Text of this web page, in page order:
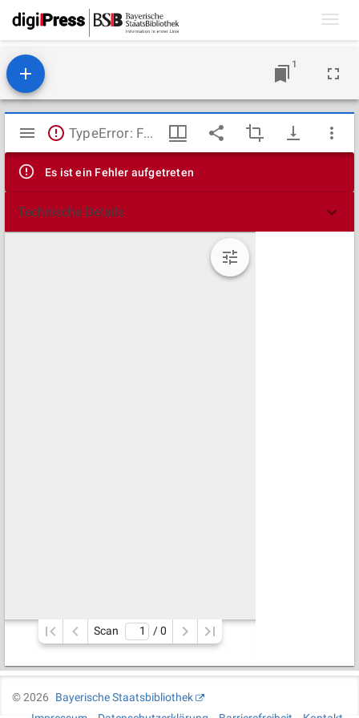
1
Mirador
Viewer
TypeError: Failed to fetch
Es ist ein Fehler aufgetreten
Technische Details
Scan / 0
©2026
Bayerische Staatsbibliothek